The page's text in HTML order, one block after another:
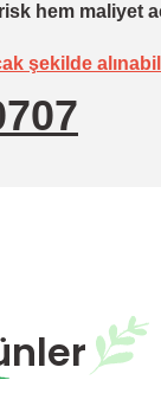
hem maliyet
şekilde